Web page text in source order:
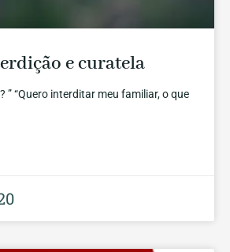
e curatela
” “Quero interditar meu familiar, o que